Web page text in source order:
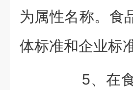
为属性名称。食
体标准和企业标
5、在食